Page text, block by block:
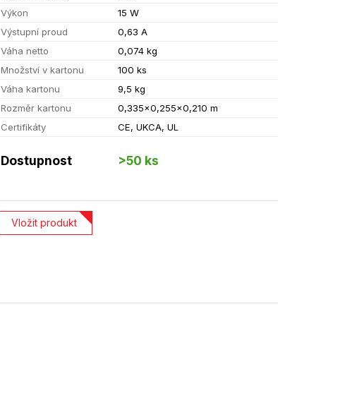
Výkon
15 W
Výstupní proud
0,63 A
Váha netto
0,074 kg
Množství v kartonu
100 ks
Váha kartonu
9,5 kg
Rozměr kartonu
0,335x0,255x0,210 m
Certifikáty
CE, UKCA, UL
Dostupnost >50 ks
Vložit produkt